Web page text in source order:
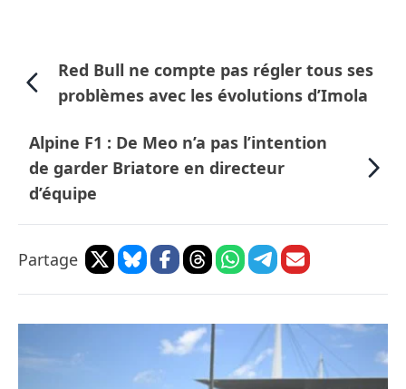
Red Bull ne compte pas régler tous ses
problèmes avec les évolutions d’Imola
Alpine F1 : De Meo n’a pas l’intention
de garder Briatore en directeur
d’équipe
Partage